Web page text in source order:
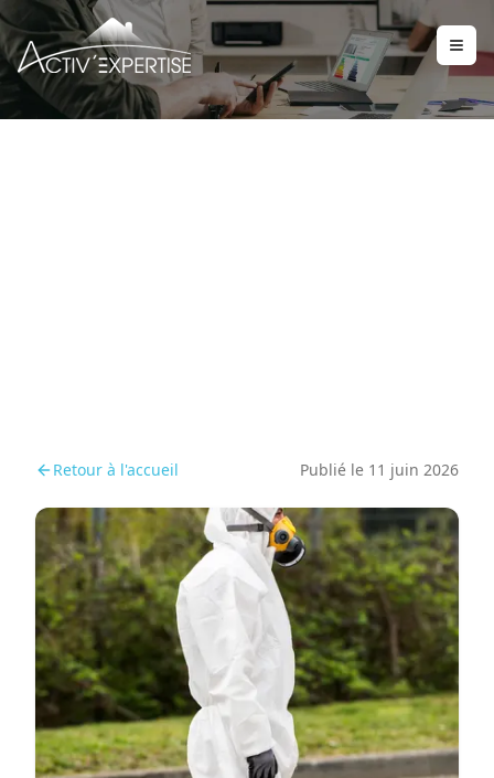
Retour à l'accueil Publié le 11 juin 2026